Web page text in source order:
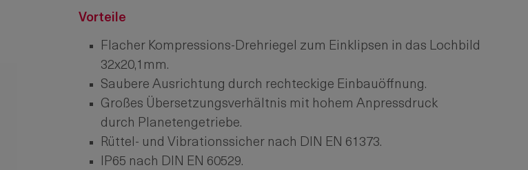
Vorteile
Flacher Kompressions-Drehriegel zum Einklipsen in das Lochbild
32x20,1mm.
Saubere Ausrichtung durch rechteckige Einbauöffnung.
Großes Übersetzungsverhältnis mit hohem Anpressdruck
durch Planetengetriebe.
Rüttel- und Vibrationssicher nach DIN EN 61373.
IP65 nach DIN EN 60529.